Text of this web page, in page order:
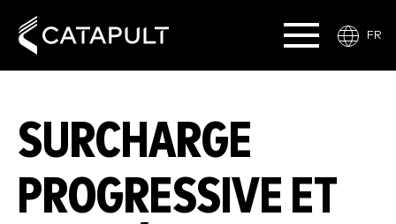
FR
SURCHARGE
PROGRESSIVE ET